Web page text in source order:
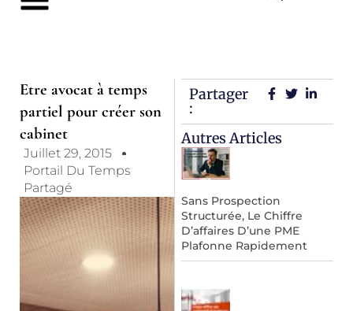
Etre avocat à temps
partiel pour créer son
cabinet
Juillet 29, 2015
Portail Du Temps
Partagé
Partager
:
Autres Articles
Sans Prospection
Structurée, Le Chiffre
D’affaires D’une PME
Plafonne Rapidement